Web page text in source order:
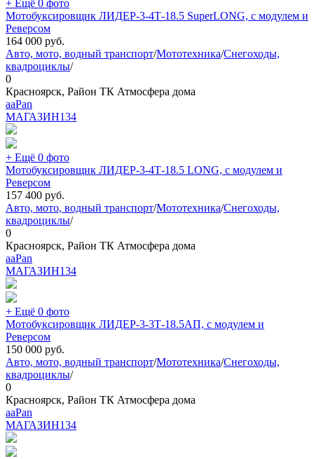
+ Ещё 0 фото
Мотобуксировщик ЛИДЕР-3-4Т-18.5 SuperLONG, с модулем и
Реверсом
164 000 руб.
Авто, мото, водный транспорт/Мототехника/Снегоходы,
квадроциклы/
0
Красноярск, Район ТК Атмосфера дома
aaPan
МАГАЗИН134
+ Ещё 0 фото
Мотобуксировщик ЛИДЕР-3-4Т-18.5 LONG, с модулем и
Реверсом
157 400 руб.
Авто, мото, водный транспорт/Мототехника/Снегоходы,
квадроциклы/
0
Красноярск, Район ТК Атмосфера дома
aaPan
МАГАЗИН134
+ Ещё 0 фото
Мотобуксировщик ЛИДЕР-3-3Т-18.5АП, с модулем и
Реверсом
150 000 руб.
Авто, мото, водный транспорт/Мототехника/Снегоходы,
квадроциклы/
0
Красноярск, Район ТК Атмосфера дома
aaPan
МАГАЗИН134